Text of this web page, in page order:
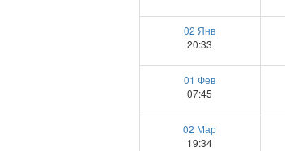
02 Янв
20:33
01 Фев
07:45
02 Мар
19:34